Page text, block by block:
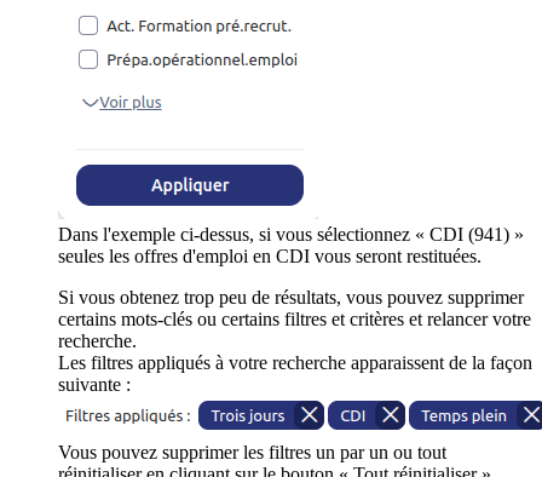
Dans l'exemple ci-dessus, si vous sélectionnez « CDI (941) »
seules les offres d'emploi en CDI vous seront restituées.
Si vous obtenez trop peu de résultats, vous pouvez supprimer
certains mots-clés ou certains filtres et critères et relancer votre
recherche.
Les filtres appliqués à votre recherche apparaissent de la façon
suivante :
Vous pouvez supprimer les filtres un par un ou tout